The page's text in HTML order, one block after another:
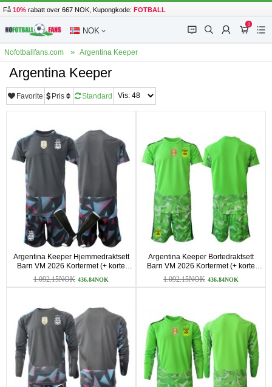
Få 10% rabatt over 667 NOK, Kupongkode: FOTBALL
NOK 󰂱 󰂨 󰃳
0
󰃦 󰃖
Nofotballfans.com Argentina Keeper
Argentina Keeper
Favorite Pris Standard
Argentina Keeper Hjemmedraktsett
Barn VM 2026 Kortermet (+ korte
bukser)
1.092.15NOK 436.84NOK
Argentina Keeper Bortedraktsett
Barn VM 2026 Kortermet (+ korte
bukser)
1.092.15NOK 436.84NOK